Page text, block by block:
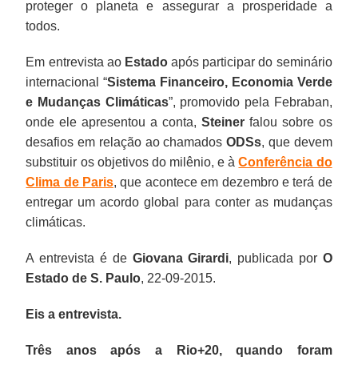
proteger o planeta e assegurar a prosperidade a
todos.
Em entrevista ao Estadoapós participar do seminário
internacional “Sistema Financeiro, Economia Verde
e Mudanças Climáticas”, promovido pela Febraban,
onde ele apresentou a conta, Steinerfalou sobre os
desafios em relação ao chamados ODSs, que devem
substituir os objetivos do milênio, e àConferência do
Clima de Paris, que acontece em dezembro e terá de
entregar um acordo global para conter as mudanças
climáticas.
A entrevista é de Giovana Girardi, publicada por O
Estado de S. Paulo, 22-09-2015.
Eis a entrevista.
Três anos após a Rio+20, quando foram